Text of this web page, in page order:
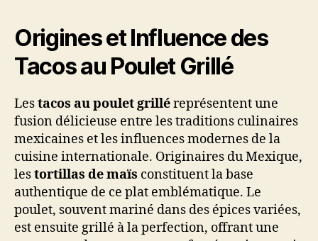
Origines et Influence des
Tacos au Poulet Grillé
Lestacos au poulet grilléreprésentent une
fusion délicieuse entre les traditions culinaires
mexicaines et les influences modernes de la
cuisine internationale. Originaires du Mexique,
lestortillas de maïs constituent la base
authentique de ce plat emblématique. Le
poulet, souvent mariné dans des épices variées,
est ensuite grillé à la perfection, offrant une